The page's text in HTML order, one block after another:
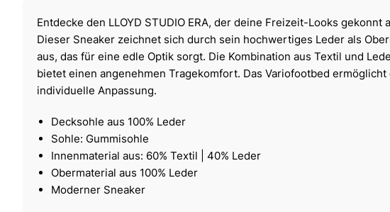
Entdecke den LLOYD STUDIO ERA, der deine Freizeit-Looks gekonnt
Dieser Sneaker zeichnet sich durch sein hochwertiges Leder als
aus, das für eine edle Optik sorgt. Die Kombination aus Textil und
bietet einen angenehmen Tragekomfort. Das Variofootbed ermöglicht
individuelle Anpassung.
Decksohle aus 100% Leder
Sohle: Gummisohle
Innenmaterial aus: 60% Textil | 40% Leder
Obermaterial aus 100% Leder
Moderner Sneaker